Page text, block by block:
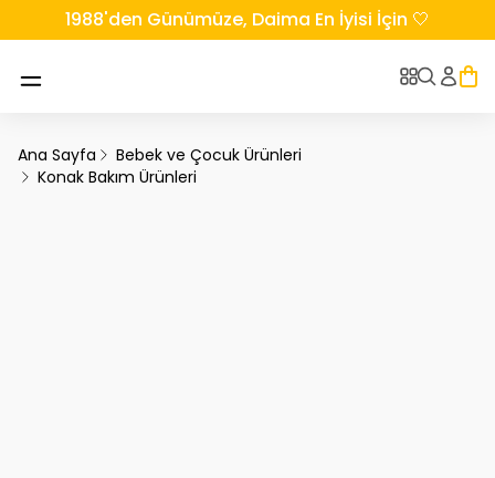
1988'den Günümüze, Daima En İyisi İçin 🤍
Ana Sayfa
Bebek ve Çocuk Ürünleri
Konak Bakım Ürünleri